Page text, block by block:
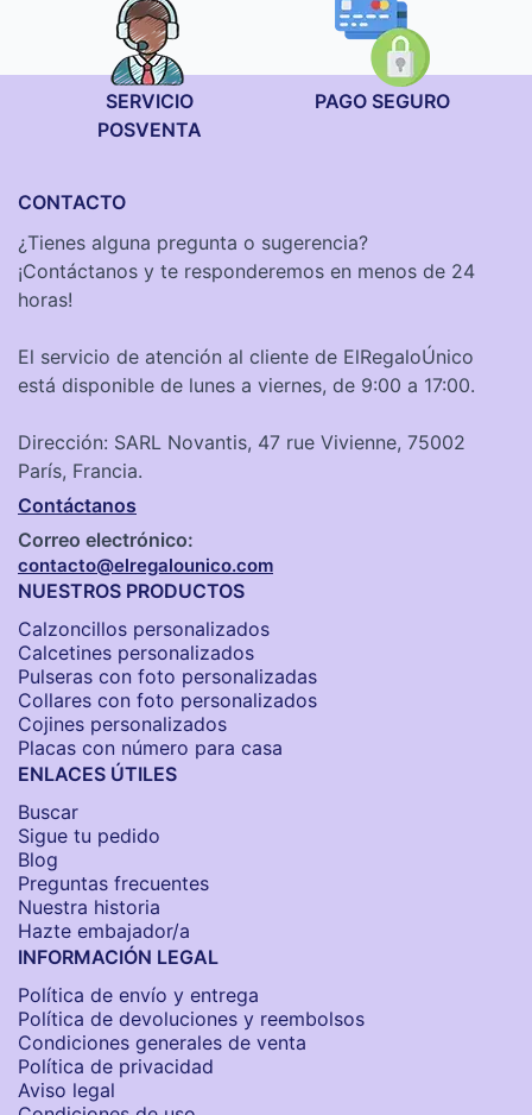
SERVICIO
POSVENTA
PAGO SEGURO
CONTACTO
¿Tienes alguna pregunta o sugerencia?
¡Contáctanos y te responderemos en menos de 24
horas!
El servicio de atención al cliente de ElRegaloÚnico
está disponible de lunes a viernes, de 9:00 a 17:00.
Dirección: SARL Novantis, 47 rue Vivienne, 75002
París, Francia.
Contáctanos
Correo electrónico:
contacto@elregalounico.com
NUESTROS PRODUCTOS
Calzoncillos personalizados​
Calcetines personalizados
Pulseras con foto personalizadas
Collares con foto personalizados
Cojines personalizados
Placas con número para casa
ENLACES ÚTILES
Buscar
Sigue tu pedido
Blog
Preguntas frecuentes
Nuestra historia
Hazte embajador/a
INFORMACIÓN LEGAL
Política de envío y entrega
Política de devoluciones y reembolsos
Condiciones generales de venta
Política de privacidad
Aviso legal